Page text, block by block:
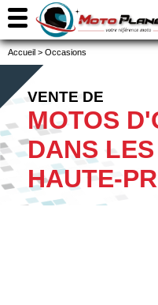
Accueil > Occasions
VENTE DE
MOTOS
DANS
HAUTE-